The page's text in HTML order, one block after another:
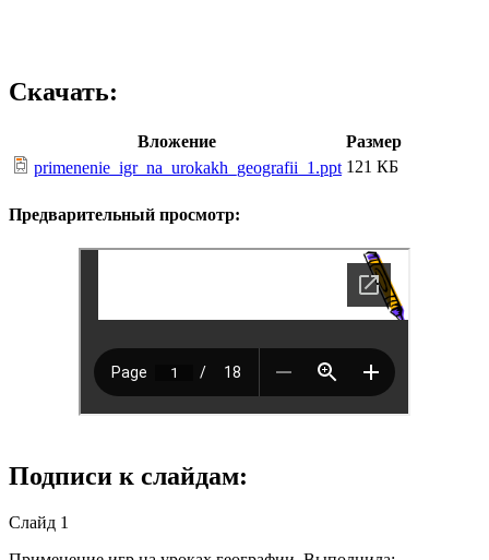
Скачать:
Вложение
Размер
primenenie_igr_na_urokakh_geografii_1.ppt 121 КБ
Предварительный просмотр:
Подписи к слайдам:
Слайд 1